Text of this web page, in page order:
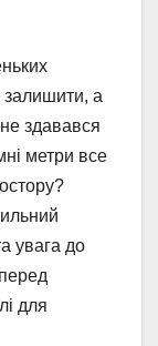
а
здавався
метри все
увага до
для